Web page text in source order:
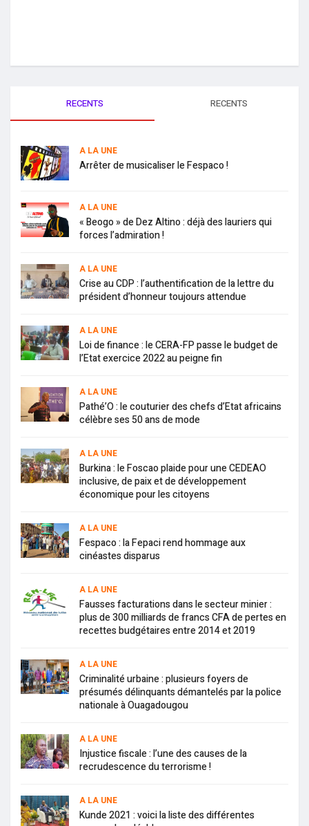
RECENTS RECENTS
A LA UNE
Arrêter de musicaliser le Fespaco !
A LA UNE
« Beogo » de Dez Altino : déjà des lauriers qui
forces l’admiration !
A LA UNE
Crise au CDP : l’authentification de la lettre du
président d’honneur toujours attendue
A LA UNE
Loi de finance : le CERA-FP passe le budget de
l’Etat exercice 2022 au peigne fin
A LA UNE
Pathé’O : le couturier des chefs d’Etat africains
célèbre ses 50 ans de mode
A LA UNE
Burkina : le Foscao plaide pour une CEDEAO
inclusive, de paix et de développement
économique pour les citoyens
A LA UNE
Fespaco : la Fepaci rend hommage aux
cinéastes disparus
A LA UNE
Fausses facturations dans le secteur minier :
plus de 300 milliards de francs CFA de pertes en
recettes budgétaires entre 2014 et 2019
A LA UNE
Criminalité urbaine : plusieurs foyers de
présumés délinquants démantelés par la police
nationale à Ouagadougou
A LA UNE
Injustice fiscale : l’une des causes de la
recrudescence du terrorisme !
A LA UNE
Kunde 2021 : voici la liste des différentes